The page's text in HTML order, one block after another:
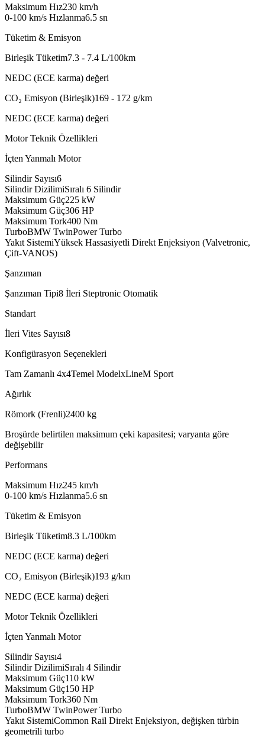
Maksimum Hız230 km/h
0-100 km/s Hızlanma6.5 sn
Tüketim & Emisyon
Birleşik Tüketim7.3 - 7.4 L/100km
NEDC (ECE karma) değeri
CO₂ Emisyon (Birleşik)169 - 172 g/km
NEDC (ECE karma) değeri
Motor Teknik Özellikleri
İçten Yanmalı Motor
Silindir Sayısı6
Silindir DizilimiSıralı 6 Silindir
Maksimum Güç225 kW
Maksimum Güç306 HP
Maksimum Tork400 Nm
TurboBMW TwinPower Turbo
Yakıt SistemiYüksek Hassasiyetli Direkt Enjeksiyon (Valvetronic,
Çift-VANOS)
Şanzıman
Şanzıman Tipi8 İleri Steptronic Otomatik
Standart
İleri Vites Sayısı8
Konfigürasyon Seçenekleri
Tam Zamanlı 4x4Temel ModelxLineM Sport
Ağırlık
Römork (Frenli)2400 kg
Broşürde belirtilen maksimum çeki kapasitesi; varyanta göre
değişebilir
Performans
Maksimum Hız245 km/h
0-100 km/s Hızlanma5.6 sn
Tüketim & Emisyon
Birleşik Tüketim8.3 L/100km
NEDC (ECE karma) değeri
CO₂ Emisyon (Birleşik)193 g/km
NEDC (ECE karma) değeri
Motor Teknik Özellikleri
İçten Yanmalı Motor
Silindir Sayısı4
Silindir DizilimiSıralı 4 Silindir
Maksimum Güç110 kW
Maksimum Güç150 HP
Maksimum Tork360 Nm
TurboBMW TwinPower Turbo
Yakıt SistemiCommon Rail Direkt Enjeksiyon, değişken türbin
geometrili turbo